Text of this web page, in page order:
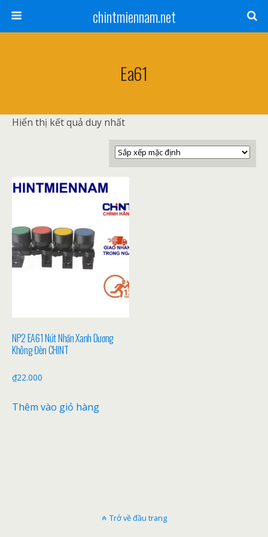
chintmiennam.net
Ea61
Hiển thị kết quả duy nhất
NP2 EA61 Nút Nhấn Xanh Dương
Không Đèn CHINT
₫22.000
Thêm vào giỏ hàng
Trở về đầu trang